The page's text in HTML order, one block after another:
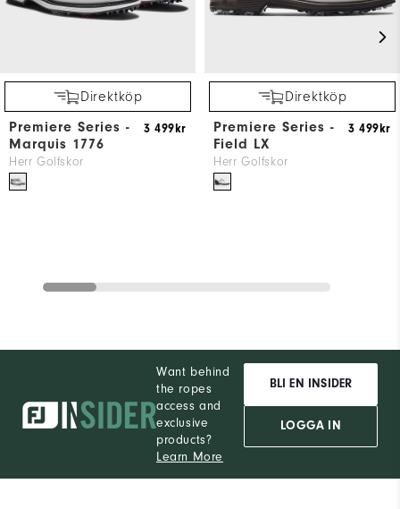
Direktköp
Premiere Series -
Marquis 1776
Herr Golfskor
3 499kr
Direktköp
Premiere Series -
Field LX
Herr Golfskor
3 499kr
Want behind
the ropes
access and
exclusive
products?
Learn More
BLI EN INSIDER
LOGGA IN